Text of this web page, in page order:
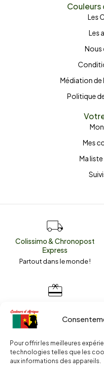
Pour offrir les meilleures
technologies telles que les
aux informations des appareils.
Couleurs
Les
Les
Médiation
Politique
Mes
Ma
Colissimo & Chronopost
Express
Partout dans le monde !
couleursdafrique974.com
2025 © Copyright Couleurs